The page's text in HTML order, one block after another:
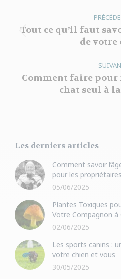
article
:
Tout ce qu’il faut
de votre
Comment faire pour
chat seul à
Les derniers articles
Comment savoir
pour les propriétaires
05/06/2025
Plantes Toxiques
Votre Compagnon
02/06/2025
Les sports canins :
votre chien et vous
30/05/2025